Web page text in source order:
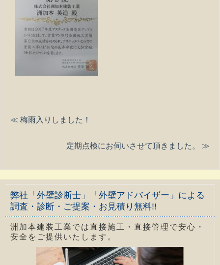
≪ 梅雨入りしました！
定期点検にお伺いさせて頂きました。 ≫
弊社「外壁診断士」「外壁アドバイザー」による
調査・診断・ご提案・お見積り無料!!
洲加本建装工業では直接施工・直接管理で安心・
安全をご提供いたします。